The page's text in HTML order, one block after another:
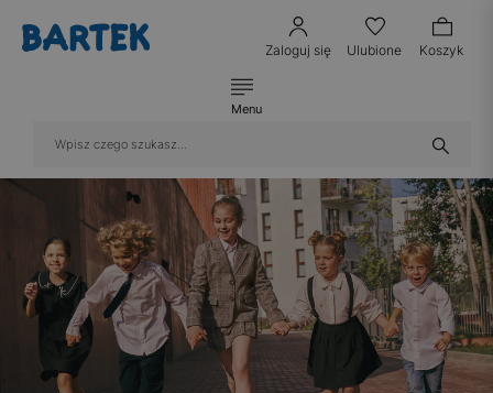
Zaloguj się Ulubione Koszyk
Menu